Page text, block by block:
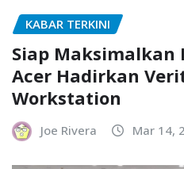
KABAR TERKINI
Siap
Acer Hadirkan
Workstation
Joe Rivera Mar 14,